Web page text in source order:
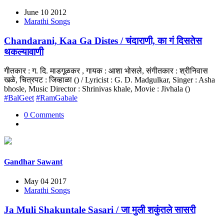
June 10 2012
Marathi Songs
Chandarani, Kaa Ga Distes / चंदाराणी, का गं दिसतेस
थकल्यावाणी
गीतकार : ग. दि. माडगूळकर , गायक : आशा भोसले, संगीतकार : श्रीनिवास
खळे, चित्रपट : जिव्हाळा () / Lyricist : G. D. Madgulkar, Singer : Asha
bhosle, Music Director : Shrinivas khale, Movie : Jivhala ()
#BalGeet #RamGabale
0 Comments
Gandhar Sawant
May 04 2017
Marathi Songs
Ja Muli Shakuntale Sasari / जा मुली शकुंतले सासरी